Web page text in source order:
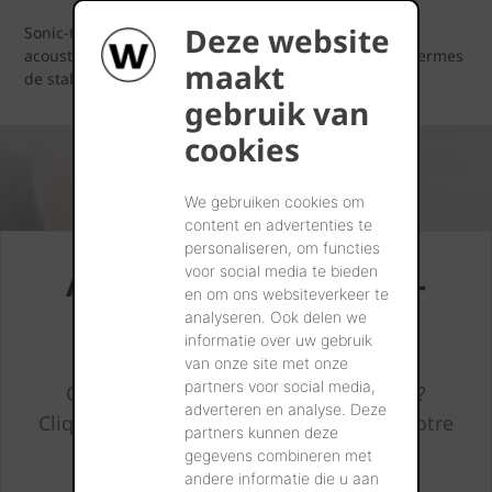
Deze website
maakt
gebruik van
cookies
We gebruiken cookies om
content en advertenties te
personaliseren, om functies
voor social media te bieden
en om ons websiteverkeer te
analyseren. Ook delen we
informatie over uw gebruik
van onze site met onze
partners voor social media,
adverteren en analyse. Deze
partners kunnen deze
gegevens combineren met
andere informatie die u aan
Sonic-tool permet d’éviter le surdimensionnement
acoustique et, ce faisant, d’optimiser votre projet en termes
de stabilité et de durabilité.
Au boulot avec le Sonic-
tool
Curieux des possibilités du Sonic-tool?
Cliquez sur le bouton ci-dessous, créez votre
compte et commencez.